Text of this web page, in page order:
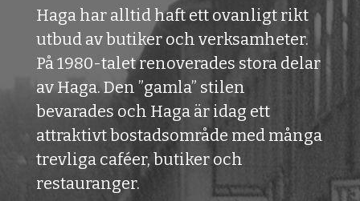
Haga har alltid haft ett ovanligt rikt
utbud av butiker och verksamheter.
På 1980-talet renoverades stora delar
av Haga. Den ”gamla” stilen
bevarades och Haga är idag ett
attraktivt bostadsområde med många
trevliga caféer, butiker och
restauranger.